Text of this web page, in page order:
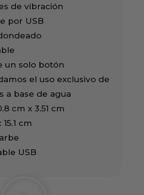
de vibración
por USB
un solo botón
el uso exclusivo de
a base de agua
cm x 3.51 cm
cm
USB